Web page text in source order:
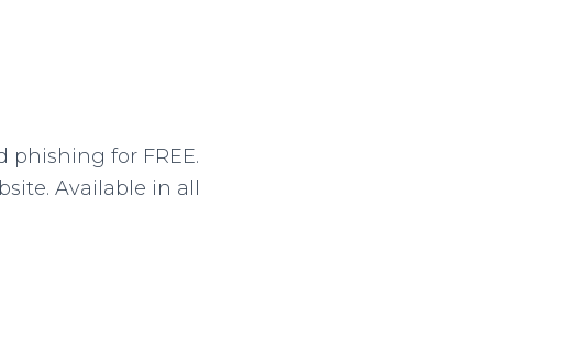
phishing for FREE.
Available in all